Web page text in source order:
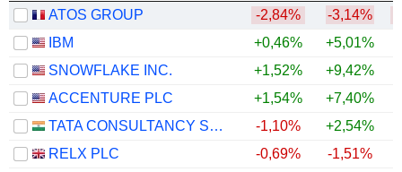
ATOS GROUP -2,84% -3,14%
IBM
+0,46% +5,01%
SNOWFLAKE INC.
+1,52% +9,42%
ACCENTURE PLC
+1,54% +7,40%
TATA CONSULTANCY SERVICES LTD.
-1,10% +2,54%
RELX PLC
-0,69% -1,51%